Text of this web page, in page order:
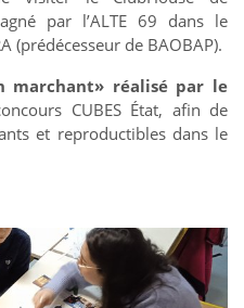
par l’ALTE 69 dans le
(prédécesseur de BAOBAP).
marchant» réalisé par le
CUBES État, afin de
et reproductibles dans le